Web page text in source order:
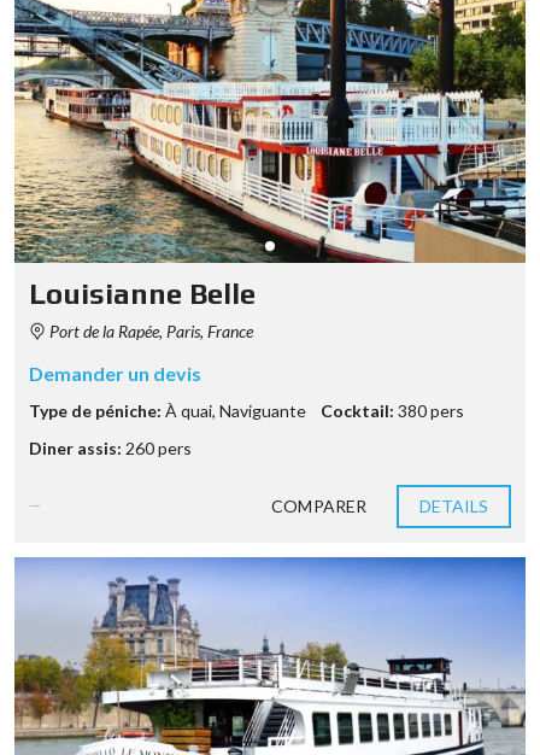
Louisianne Belle
Port de la Rapée, Paris, France
Demander un devis
Type de péniche: À quai, Naviguante Cocktail: 380 pers
Diner assis: 260 pers
COMPARER DETAILS